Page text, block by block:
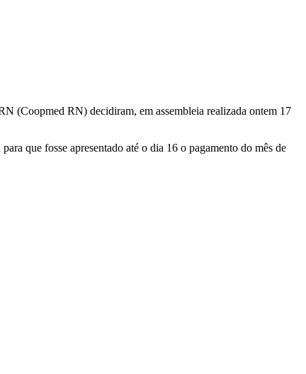
(Coopmed RN) decidiram, em assembleia realizada ontem 17
que fosse apresentado até o dia 16 o pagamento do mês de